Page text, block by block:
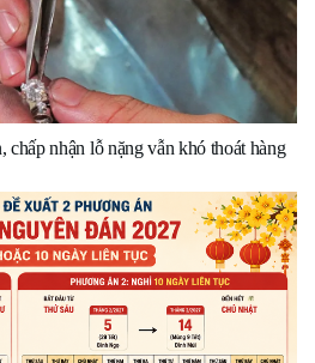
chấp nhận lỗ nặng vẫn khó thoát hàng